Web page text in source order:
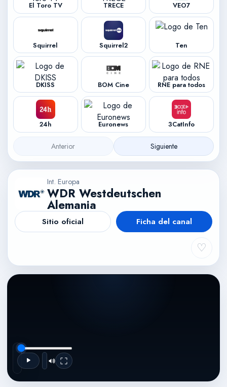
El Toro TV TRECE VEO7
Squirrel Squirrel2 Ten
DKISS BOM Cine RNE para todos
24h Euronews 3CatInfo
Anterior Siguiente
Int. Europa
WDR Westdeutschen
Alemania
Sitio oficial Ficha del canal
♡